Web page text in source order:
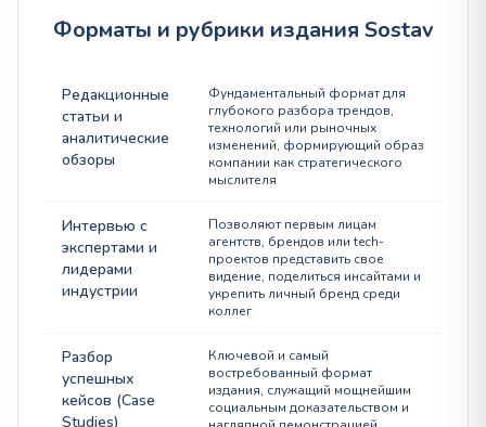
Форматы и рубрики издания Sostav
Редакционные
статьи и
аналитические
обзоры
Фундаментальный формат для
глубокого разбора трендов,
технологий или рыночных
изменений, формирующий образ
компании как стратегического
мыслителя
Интервью с
экспертами и
лидерами
индустрии
Позволяют первым лицам
агентств, брендов или tech-
проектов представить свое
видение, поделиться инсайтами и
укрепить личный бренд среди
коллег
Разбор
успешных
кейсов (Case
Studies)
Ключевой и самый
востребованный формат
издания, служащий мощнейшим
социальным доказательством и